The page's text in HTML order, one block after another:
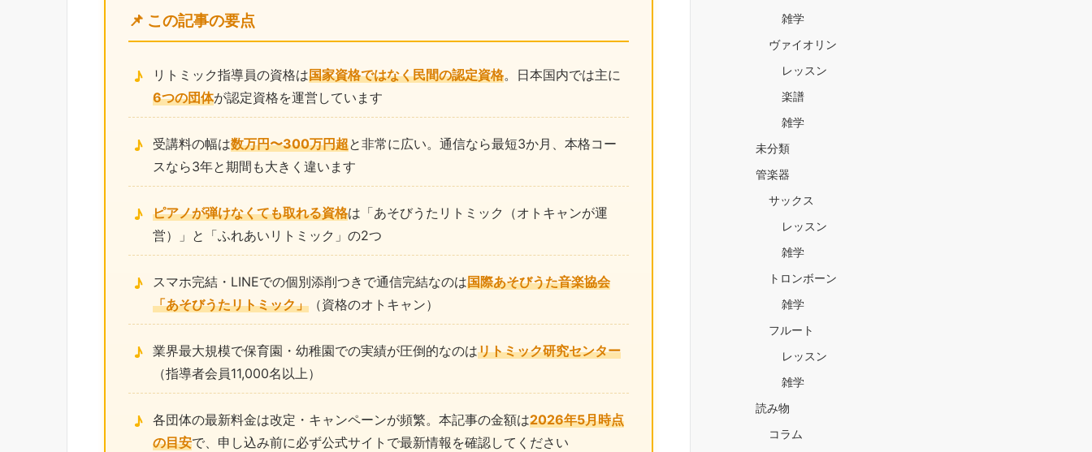
📌 この記事の要点
リトミック指導員の資格は国家資格ではなく民間の認定資格。日本国内では主に
6つの団体が認定資格を運営しています
受講料の幅は数万円〜300万円超と非常に広い。通信なら最短3か月、本格コー
スなら3年と期間も大きく違います
ピアノが弾けなくても取れる資格は「あそびうたリトミック（オトキャンが運
営）」と「ふれあいリトミック」の2つ
スマホ完結・LINEでの個別添削つきで通信完結なのは国際あそびうた音楽協会
「あそびうたリトミック」 （資格のオトキャン）
業界最大規模で保育園・幼稚園での実績が圧倒的なのはリトミック研究センター
（指導者会員11,000名以上）
各団体の最新料金は改定・キャンペーンが頻繁。本記事の金額は2026年5月時点
の目安で、申し込み前に必ず公式サイトで最新情報を確認してください
雑学
ヴァイオリン
レッスン
楽譜
雑学
未分類
管楽器
サックス
レッスン
雑学
トロンボーン
雑学
フルート
レッスン
雑学
読み物
コラム